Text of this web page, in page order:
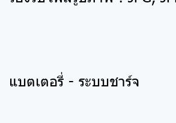
แบตเตอรี่ - ระบบชาร์จ